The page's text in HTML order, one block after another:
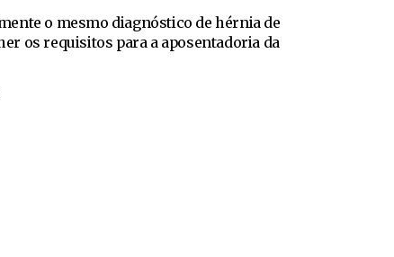
o mesmo diagnóstico de hérnia de
os requisitos para a aposentadoria da